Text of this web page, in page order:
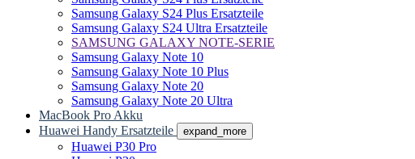
Samsung Galaxy S24 Plus Ersatzteile
Samsung Galaxy S24 Ultra Ersatzteile
SAMSUNG GALAXY NOTE-SERIE
Samsung Galaxy Note 10
Samsung Galaxy Note 10 Plus
Samsung Galaxy Note 20
Samsung Galaxy Note 20 Ultra
MacBook Pro Akku
Huawei Handy Ersatzteile
expand_more
Huawei P30 Pro